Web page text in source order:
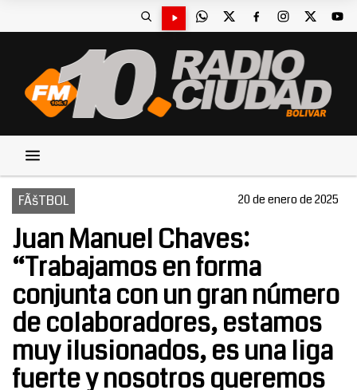
FÃšTBOL 20 de enero de 2025
Juan Manuel Chaves:
“Trabajamos en forma
conjunta con un gran número
de colaboradores, estamos
muy ilusionados, es una liga
fuerte y nosotros queremos